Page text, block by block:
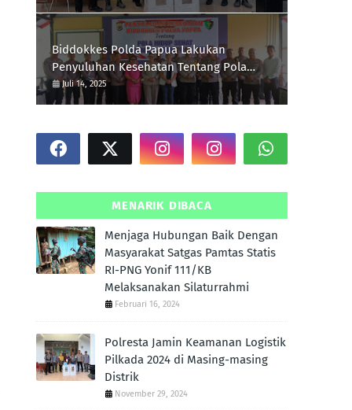
Biddokkes Polda Papua Lakukan
Penyuluhan Kesehatan Tentang Pola
Hidup Sehat Di Polres Supiori
Juli 14, 2025
MENARIK DIBACA
Menjaga Hubungan Baik Dengan
Masyarakat Satgas Pamtas Statis
RI-PNG Yonif 111/KB
Melaksanakan Silaturrahmi
Februari 16, 2024
Polresta Jamin Keamanan Logistik
Pilkada 2024 di Masing-masing
Distrik
November 29, 2024